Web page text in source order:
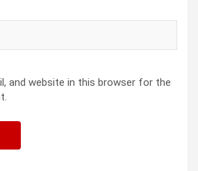
and website in this browser for the